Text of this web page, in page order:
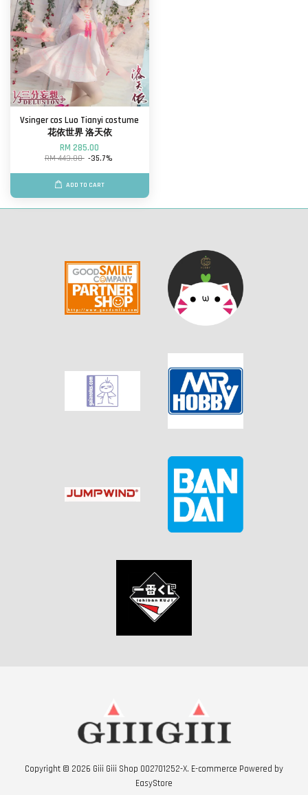
Vsinger cos Luo Tianyi costume
花依世界 洛天依
RM 285.00
RM 443.00 -35.7%
ADD TO CART
Copyright © 2026 Giii Giii Shop 002701252-X. E-commerce Powered by
EasyStore